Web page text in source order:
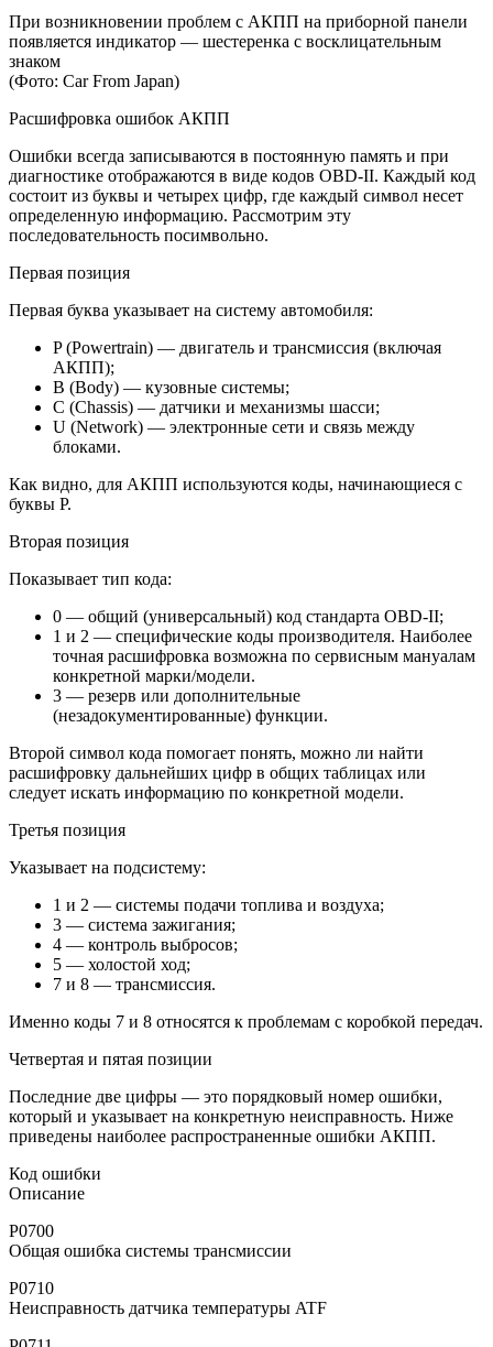
При возникновении проблем с АКПП на приборной панели
появляется индикатор — шестеренка с восклицательным
знаком
(Фото: Car From Japan)
Расшифровка ошибок АКПП
Ошибки всегда записываются в постоянную память и при
диагностике отображаются в виде кодов OBD-II. Каждый код
состоит из буквы и четырех цифр, где каждый символ несет
определенную информацию. Рассмотрим эту
последовательность посимвольно.
Первая позиция
Первая буква указывает на систему автомобиля:
P (Powertrain) — двигатель и трансмиссия (включая
АКПП);
B (Body) — кузовные системы;
C (Chassis) — датчики и механизмы шасси;
U (Network) — электронные сети и связь между
блоками.
Как видно, для АКПП используются коды, начинающиеся с
буквы P.
Вторая позиция
Показывает тип кода:
0 — общий (универсальный) код стандарта OBD-II;
1 и 2 — специфические коды производителя. Наиболее
точная расшифровка возможна по сервисным мануалам
конкретной марки/модели.
3 — резерв или дополнительные
(незадокументированные) функции.
Второй символ кода помогает понять, можно ли найти
расшифровку дальнейших цифр в общих таблицах или
следует искать информацию по конкретной модели.
Третья позиция
Указывает на подсистему:
1 и 2 — системы подачи топлива и воздуха;
3 — система зажигания;
4 — контроль выбросов;
5 — холостой ход;
7 и 8 — трансмиссия.
Именно коды 7 и 8 относятся к проблемам с коробкой передач.
Четвертая и пятая позиции
Последние две цифры — это порядковый номер ошибки,
который и указывает на конкретную неисправность. Ниже
приведены наиболее распространенные ошибки АКПП.
Код ошибки
Описание
P0700
Общая ошибка системы трансмиссии
P0710
Неисправность датчика температуры ATF